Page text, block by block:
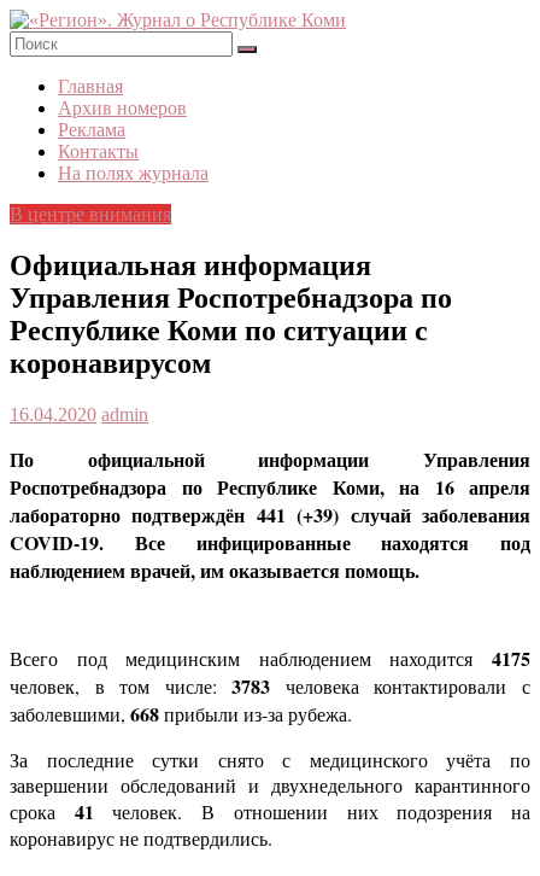
Skip
to
content
«Регион».
Журнал
Республике
Коми
Главная
Архив номеров
Реклама
Контакты
На полях журнала
В центре внимания
Официальная информация
Управления Роспотребнадзора по
Республике Коми по ситуации с
коронавирусом
16.04.2020 admin
По официальной информации Управления
Роспотребнадзора по Республике Коми, на 16 апреля
лабораторно подтверждён 441 (+39) случай заболевания
COVID-19. Все инфицированные находятся под
наблюдением врачей, им оказывается помощь.
Всего под медицинским наблюдением находится 4175
человек, в том числе:3783 человека контактировали с
заболевшими, 668прибыли из-за рубежа.
За последние сутки снято с медицинского учёта по
завершении обследований и двухнедельного карантинного
срока 41 человек. В отношении них подозрения на
коронавирус не подтвердились.